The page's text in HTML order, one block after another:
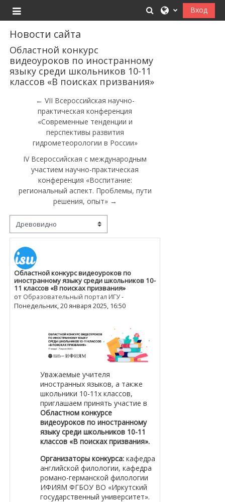
Боковая панель
ИзменитьВход
Новости сайта
Областной конкурс
видеоуроков по иностранному
языку среди школьников 10-11
классов «В поисках призвания»
← VII Всероссийская научно-
практическая конференция
«Современные тенденции и
перспективы развития
гидрометеорологии в России»
IV Всероссийская с международным
участием научно-практическая
конференция «Воспитание:
региональный аспект. Проблемы, пути
решения, опыт» →
Режим отображения
Областной конкурс видеоуроков по
иностранному языку среди школьников 10-
11 классов «В поисках призвания»
от Образовательный портал ИГУ-
Понедельник, 20 января 2025, 16:50
Количество ответов: 0
Уважаемые учителя
иностранных языков, а также
школьники 10-11х классов,
приглашаем принять участие в
Областном конкурсе
видеоуроков по иностранному
языку среди школьников 10-11
классов «В поисках призвания».
Организаторы конкурса: кафедра
английской филологии, кафедра
романо-германской филологии
ИФИЯМ ФГБОУ ВО «Иркутский
государственный университет».